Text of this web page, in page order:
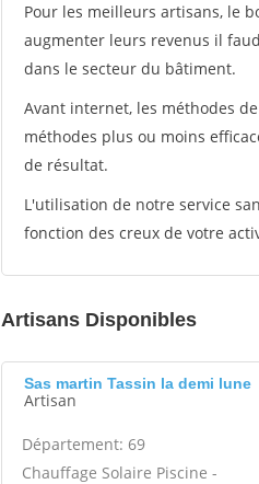
Pour les meilleurs artisans, le
augmenter leurs revenus il
dans le secteur du bâtiment.
Avant internet, les méthodes
méthodes plus ou moins
de résultat.
L'utilisation de notre service
fonction des creux de votre
Artisans Disponibles
Sas martin Tassin la demi lune
Artisan
Département: 69
Chauffage Solaire Piscine -